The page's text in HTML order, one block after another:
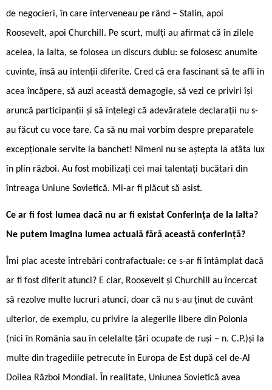
de negocieri, în care interveneau pe rând – Stalin, apoi
Roosevelt, apoi Churchill. Pe scurt, mulți au afirmat că în zilele
acelea, la Ialta, se folosea un discurs dublu: se folosesc anumite
cuvinte, însă au intenții diferite. Cred că era fascinant să te afli în
acea încăpere, să auzi această demagogie, să vezi ce priviri își
aruncă participanții și să înțelegi că adevăratele declarații nu s-
au făcut cu voce tare. Ca să nu mai vorbim despre preparatele
excepționale servite la banchet! Nimeni nu se aștepta la atâta lux
în plin război. Au fost mobilizați cei mai talentați bucătari din
întreaga Uniune Sovietică. Mi-ar fi plăcut să asist.
Ce ar fi fost lumea dacă nu ar fi existat Conferința de la Ialta?
Ne putem imagina lumea actuală fără această conferință?
Îmi plac aceste întrebări contrafactuale: ce s-ar fi întâmplat dacă
ar fi fost diferit atunci? E clar, Roosevelt și Churchill au încercat
să rezolve multe lucruri atunci, doar că nu s-au ținut de cuvânt
ulterior, de exemplu, cu privire la alegerile libere din Polonia
(nici în România sau în celelalte țări ocupate de ruși – n. C.P.)și la
multe din tragediile petrecute în Europa de Est după cel de-Al
Doilea Război Mondial. În realitate, Uniunea Sovietică avea